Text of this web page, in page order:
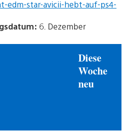
edm-star-avicii-hebt-auf-ps4-
6. Dezember
Diese
Woche
neu